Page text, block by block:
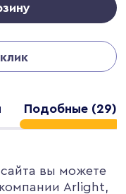
Подобные (29)
вы можете
Arlight,